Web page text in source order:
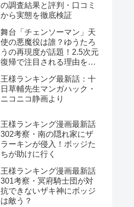
の調査結果と評判・口コミ
から実態を徹底検証
舞台「チェンソーマン」天
使の悪魔役は誰？ゆうたろ
うの再現度が話題！2.5次元
復帰で注目される理由を解
王様ランキング最新話：十
日草輔先生マンガハック・
ニコニコ静画より
王様ランキング漫画最新話
302考察・南の隠れ家にザ
ラーキンが侵入！ボッジた
ちが助けに行く
王様ランキング漫画最新話
301考察・冥府騎士団が対
抗できないザキ神にボッジ
は敵う？